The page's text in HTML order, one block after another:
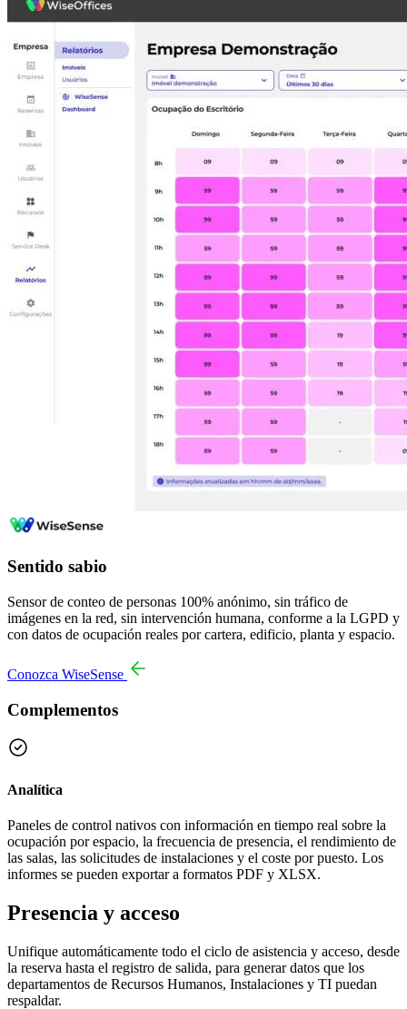
Sentido sabio
Sensor de conteo de personas 100% anónimo, sin tráfico de
imágenes en la red, sin intervención humana, conforme a la LGPD y
con datos de ocupación reales por cartera, edificio, planta y espacio.
Conozca WiseSense
Complementos
Analítica
Paneles de control nativos con información en tiempo real sobre la
ocupación por espacio, la frecuencia de presencia, el rendimiento de
las salas, las solicitudes de instalaciones y el coste por puesto. Los
informes se pueden exportar a formatos PDF y XLSX.
Presencia y acceso
Unifique automáticamente todo el ciclo de asistencia y acceso, desde
la reserva hasta el registro de salida, para generar datos que los
departamentos de Recursos Humanos, Instalaciones y TI puedan
respaldar.